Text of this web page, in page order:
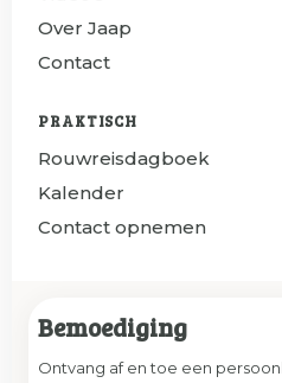
Over Jaap
Contact
PRAKTISCH
Rouwreisdagboek
Kalender
Contact opnemen
Bemoediging
Ontvang af en toe een